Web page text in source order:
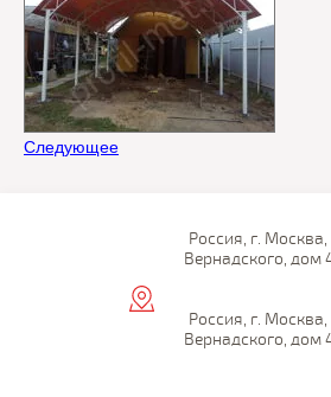
Следующее
Россия, г.
Вернадского, дом
Россия, г.
Вернадского, дом